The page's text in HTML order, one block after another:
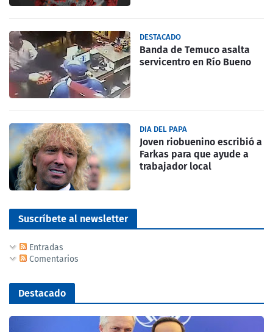
DESTACADO
Banda de Temuco asalta
servicentro en Río Bueno
DIA DEL PAPA
Joven riobuenino escribió a
Farkas para que ayude a
trabajador local
Suscríbete al newsletter
Entradas
Comentarios
Destacado